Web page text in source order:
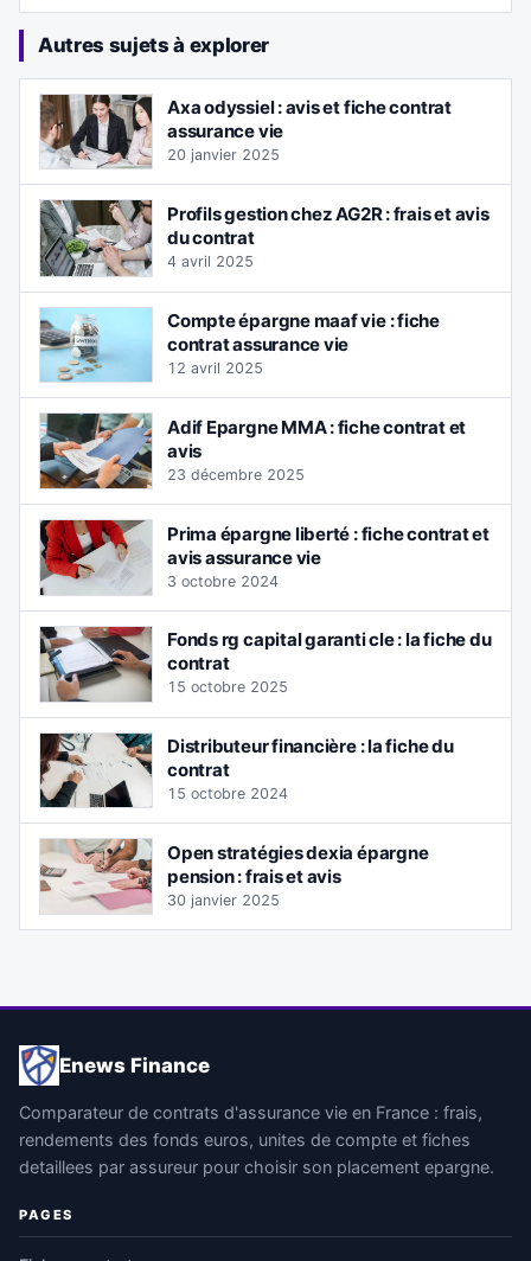
Autres sujets à explorer
Axa odyssiel : avis et fiche contrat
assurance vie
20 janvier 2025
Profils gestion chez AG2R : frais et avis
du contrat
4 avril 2025
Compte épargne maaf vie : fiche
contrat assurance vie
12 avril 2025
Adif Epargne MMA : fiche contrat et
avis
23 décembre 2025
Prima épargne liberté : fiche contrat et
avis assurance vie
3 octobre 2024
Fonds rg capital garanti cle : la fiche du
contrat
15 octobre 2025
Distributeur financière : la fiche du
contrat
15 octobre 2024
Open stratégies dexia épargne
pension : frais et avis
30 janvier 2025
Enews Finance
Comparateur de contrats d'assurance vie en France : frais,
rendements des fonds euros, unites de compte et fiches
detaillees par assureur pour choisir son placement epargne.
PAGES